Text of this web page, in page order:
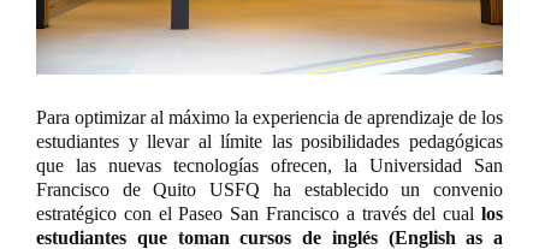
Para optimizar al máximo la experiencia de aprendizaje de los
estudiantes y llevar al límite las posibilidades pedagógicas
que las nuevas tecnologías ofrecen, la Universidad San
Francisco de Quito USFQ ha establecido un convenio
estratégico con el Paseo San Francisco a través del cual los
estudiantes que toman cursos de inglés (English as a